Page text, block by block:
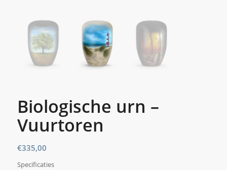
Biologische urn –
Vuurtoren
€335,00
Specificaties